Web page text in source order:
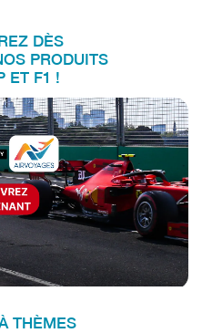
DÈS
PRODUITS
ET F1 !
THÈMES